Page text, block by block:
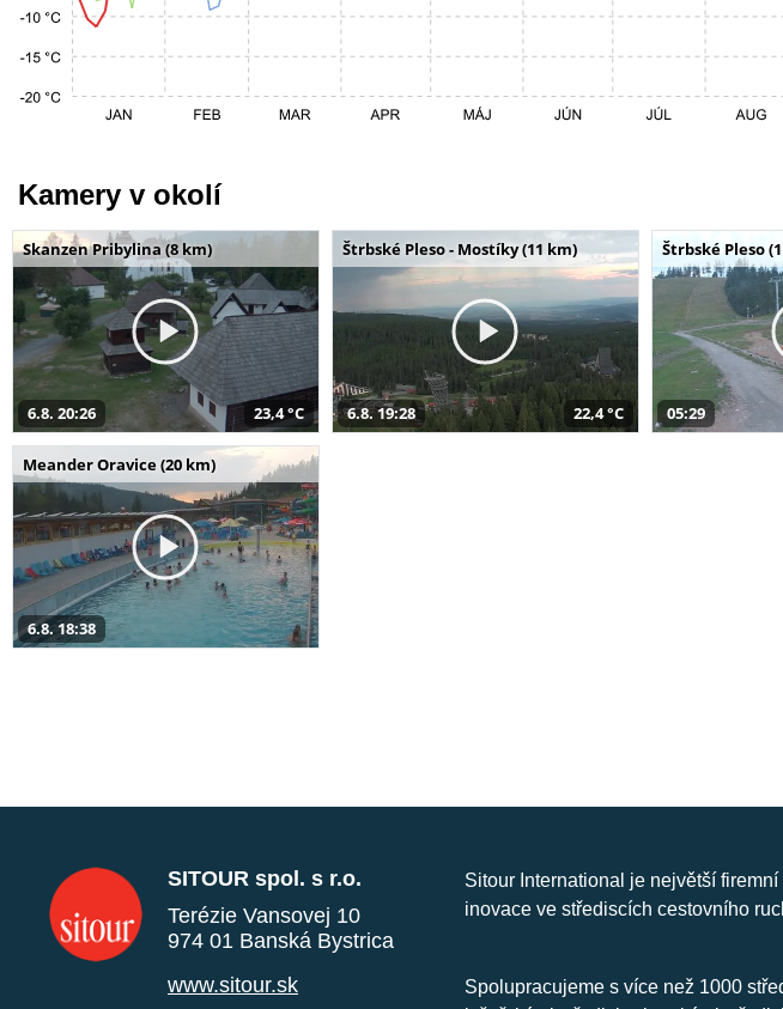
Kamery v okolí
Skanzen Pribylina (8 km)
6.8. 20:26 23,4 °C
Štrbské Pleso - Mostíky (11 km)
6.8. 19:28 22,4 °C
Štrbské Pleso
05:29
Meander Oravice (20 km)
6.8. 18:38
SITOUR spol. s r.o.
Terézie Vansovej 10
974 01 Banská Bystrica
www.sitour.sk
Sitour International je největší
inovace ve střediscích cestovního
Spolupracujeme s více než 1000